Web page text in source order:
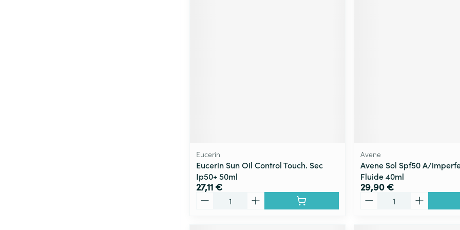
Eucerin
Eucerin Sun Oil Control Touch. Sec
Ip50+ 50ml
27,11 €
Avene
Avene Sol Spf50 A/
Fluide 40ml
29,90 €